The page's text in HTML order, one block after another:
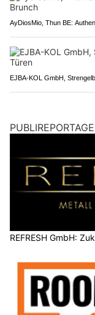
AyDiosMio, Thun BE:
EJBA-KOL GmbH,
REFRESH GmbH: